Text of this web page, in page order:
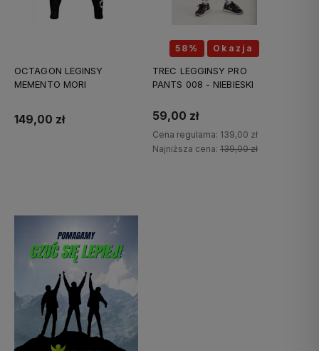
OCTAGON LEGINSY
MEMENTO MORI
149,00 zł
58% Okazja
TREC LEGGINSY PRO
PANTS 008 - NIEBIESKI
59,00 zł
Cena regularna: 139,00 zł
Najniższa cena: 139,00 zł